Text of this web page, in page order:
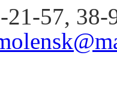
57, 38-